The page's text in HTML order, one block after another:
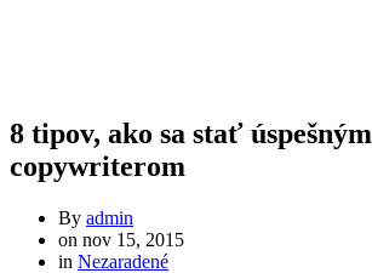
8 tipov, ako sa stať úspešným
copywriterom
By admin
on nov 15, 2015
in Nezaradené